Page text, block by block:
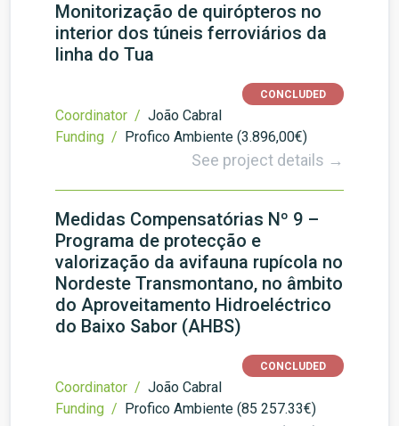
Monitorização de quirópteros no
interior dos túneis ferroviários da
linha do Tua
CONCLUDED
Coordinator / João Cabral
Funding / Profico Ambiente (3.896,00€)
See project details →
Medidas Compensatórias Nº 9 –
Programa de protecção e
valorização da avifauna rupícola no
Nordeste Transmontano, no âmbito
do Aproveitamento Hidroeléctrico
do Baixo Sabor (AHBS)
CONCLUDED
Coordinator / João Cabral
Funding / Profico Ambiente (85 257.33€)